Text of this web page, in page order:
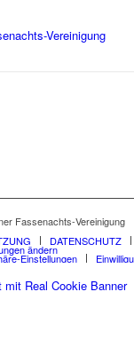
Fassenachts-Vereinigung
DATENSCHUTZ
ändern
Einstellungen
mit Real Cookie Banner